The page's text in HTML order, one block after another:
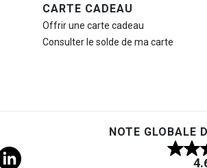
CARTE CADEAU
Offrir une carte cadeau
Consulter le solde de ma carte
NOTE GLOBALE